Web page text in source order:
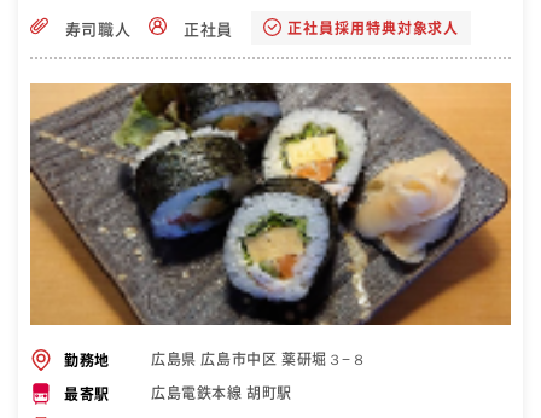
寿司職人 正社員 正社員採用特典対象求人
勤務地 広島県 広島市中区 薬研堀３−８
最寄駅 広島電鉄本線 胡町駅